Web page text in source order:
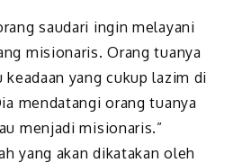
saudari ingin melayani
misionaris. Orang tuanya
yang cukup lazim di
mendatangi orang tuanya
menjadi misionaris.”
yang akan dikatakan oleh